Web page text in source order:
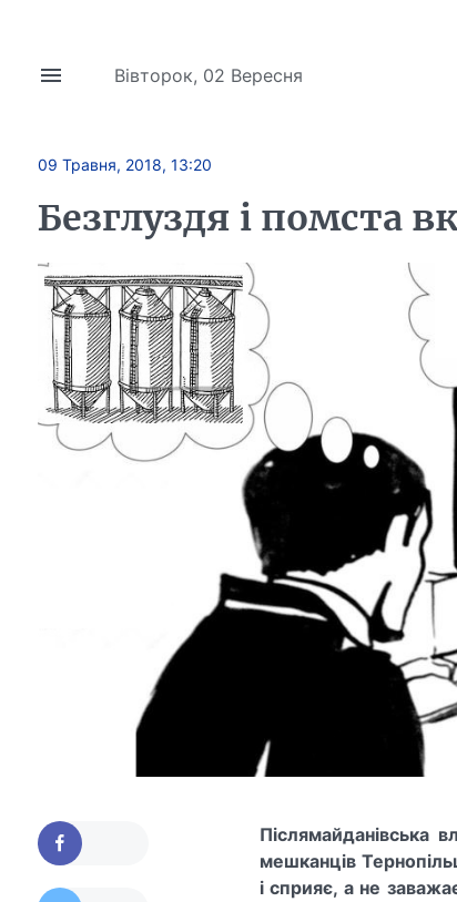
Вівторок, 02 Вересня
09 Травня, 2018, 13:20
Безглуздя і помста
Післямайданівська
мешканців
і сприяє, а не